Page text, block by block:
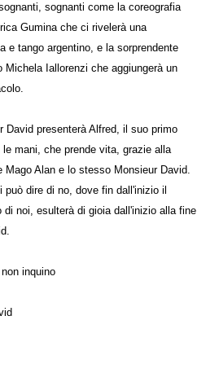
sognanti come la coreografia
Gumina che ci rivelerà una
e tango argentino, e la sorprendente
Michela Iallorenzi che aggiungerà un
David presenterà Alfred, il suo primo
mani, che prende vita, grazie alla
Alan e lo stesso Monsieur David.
dire di no, dove fin dall'inizio il
noi, esulterà di gioia dall'inizio alla fine
inquino